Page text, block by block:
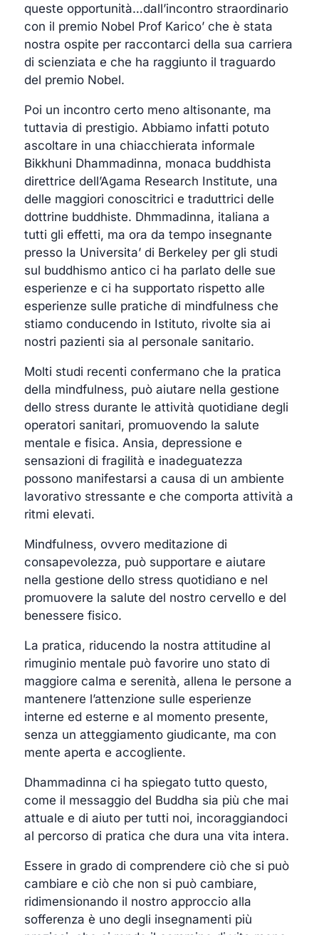
queste opportunità…dall’incontro straordinario
con il premio Nobel Prof Karico’ che è stata
nostra ospite per raccontarci della sua carriera
di scienziata e che ha raggiunto il traguardo
del premio Nobel.
Poi un incontro certo meno altisonante, ma
tuttavia di prestigio. Abbiamo infatti potuto
ascoltare in una chiacchierata informale
Bikkhuni Dhammadinna, monaca buddhista
direttrice dell’Agama Research Institute, una
delle maggiori conoscitrici e traduttrici delle
dottrine buddhiste. Dhmmadinna, italiana a
tutti gli effetti, ma ora da tempo insegnante
presso la Universita’ di Berkeley per gli studi
sul buddhismo antico ci ha parlato delle sue
esperienze e ci ha supportato rispetto alle
esperienze sulle pratiche di mindfulness che
stiamo conducendo in Istituto, rivolte sia ai
nostri pazienti sia al personale sanitario.
Molti studi recenti confermano che la pratica
della mindfulness, può aiutare nella gestione
dello stress durante le attività quotidiane degli
operatori sanitari, promuovendo la salute
mentale e fisica. Ansia, depressione e
sensazioni di fragilità e inadeguatezza
possono manifestarsi a causa di un ambiente
lavorativo stressante e che comporta attività a
ritmi elevati.
Mindfulness, ovvero meditazione di
consapevolezza, può supportare e aiutare
nella gestione dello stress quotidiano e nel
promuovere la salute del nostro cervello e del
benessere fisico.
La pratica, riducendo la nostra attitudine al
rimuginio mentale può favorire uno stato di
maggiore calma e serenità, allena le persone a
mantenere l’attenzione sulle esperienze
interne ed esterne e al momento presente,
senza un atteggiamento giudicante, ma con
mente aperta e accogliente.
Dhammadinna ci ha spiegato tutto questo,
come il messaggio del Buddha sia più che mai
attuale e di aiuto per tutti noi, incoraggiandoci
al percorso di pratica che dura una vita intera.
Essere in grado di comprendere ciò che si può
cambiare e ciò che non si può cambiare,
ridimensionando il nostro approccio alla
sofferenza è uno degli insegnamenti più